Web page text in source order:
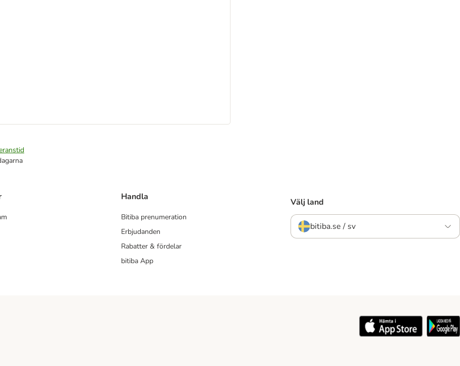
Handla
Bitiba prenumeration
Erbjudanden
Rabatter & fördelar
bitiba App
Välj land
bitiba.se / sv